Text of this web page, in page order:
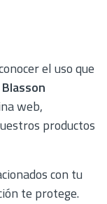
el uso que
Blasson
web,
productos
con tu
te protege.